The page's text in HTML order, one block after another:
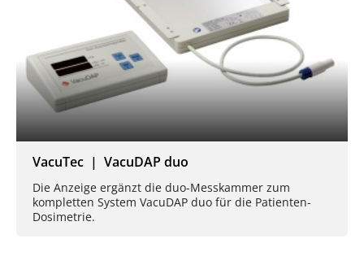
VacuTec | VacuDAP duo
Die Anzeige ergänzt die duo-Messkammer zum
kompletten System VacuDAP duo für die Patienten-
Dosimetrie.